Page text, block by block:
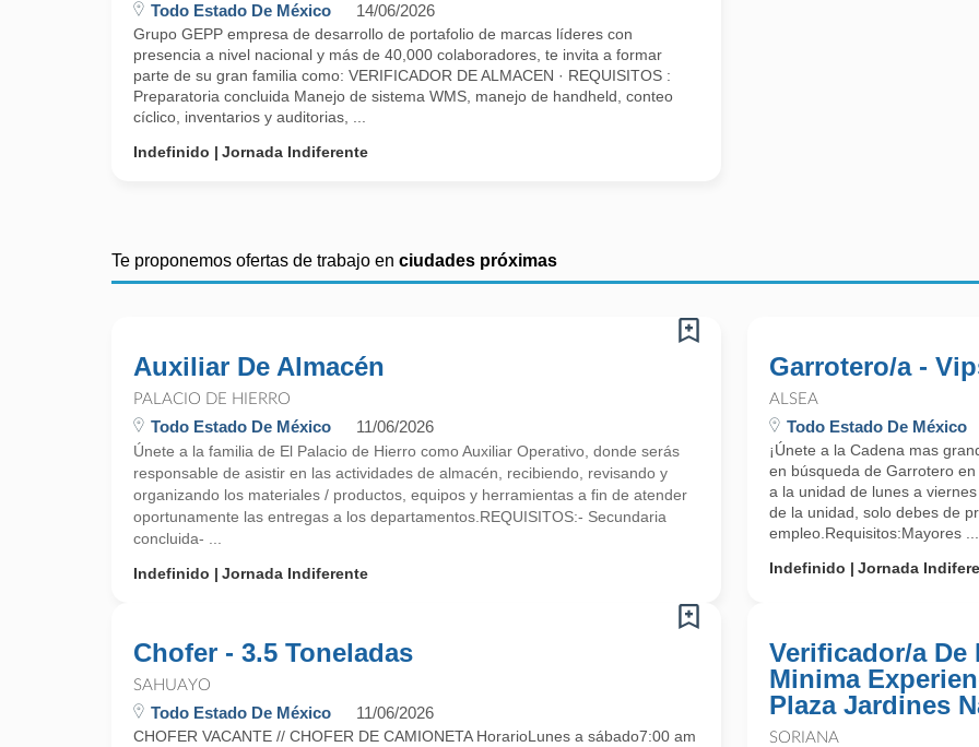
Todo Estado De México 14/06/2026
Grupo GEPP empresa de desarrollo de portafolio de marcas líderes con
presencia a nivel nacional y más de 40,000 colaboradores, te invita a formar
parte de su gran familia como: VERIFICADOR DE ALMACEN · REQUISITOS :
Preparatoria concluida Manejo de sistema WMS, manejo de handheld, conteo
cíclico, inventarios y auditorias, ...
Indefinido
Jornada Indiferente
Te proponemos ofertas de trabajo en ciudades próximas
Auxiliar De Almacén
PALACIO DE HIERRO
Todo Estado De México 11/06/2026
Únete a la familia de El Palacio de Hierro como Auxiliar Operativo, donde serás
responsable de asistir en las actividades de almacén, recibiendo, revisando y
organizando los materiales / productos, equipos y herramientas a fin de atender
oportunamente las entregas a los departamentos.REQUISITOS:- Secundaria
concluida- ...
Indefinido
Jornada Indiferente
Garrotero/a -
ALSEA
Todo Estado De México
¡Únete a la Cadena mas
en búsqueda de Garrotero
a la unidad de lunes a
de la unidad, solo debes de
empleo.Requisitos:Mayores ...
Indefinido
Jornada
Chofer - 3.5 Toneladas
SAHUAYO
Todo Estado De México 11/06/2026
CHOFER VACANTE // CHOFER DE CAMIONETA HorarioLunes a sábado7:00 am
Verificador/a De
Minima
Plaza Jardines
SORIANA